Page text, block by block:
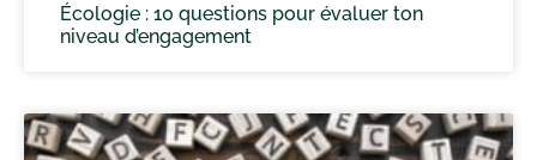
Écologie : 10 questions pour évaluer ton
niveau d’engagement